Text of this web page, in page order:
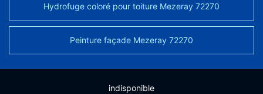
Hydrofuge coloré pour toiture Mezeray 72270
Peinture façade Mezeray 72270
indisponible